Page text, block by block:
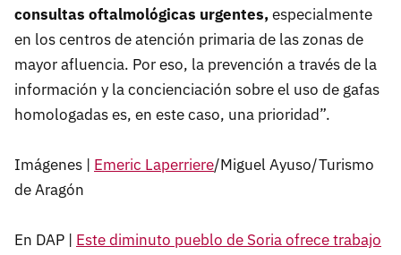
consultas oftalmológicas urgentes,especialmente
en los centros de atención primaria de las zonas de
mayor afluencia. Por eso, la prevención a través de la
información y la concienciación sobre el uso de gafas
homologadas es, en este caso, una prioridad”.
Imágenes | Emeric Laperriere/Miguel Ayuso/Turismo
de Aragón
En DAP | Este diminuto pueblo de Soria ofrece trabajo